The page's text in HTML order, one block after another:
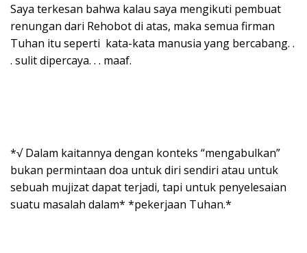
Saya terkesan bahwa kalau saya mengikuti pembuat
renungan dari Rehobot di atas, maka semua firman
Tuhan itu seperti kata-kata manusia yang bercabang. .
. sulit dipercaya. . . maaf.
*√ Dalam kaitannya dengan konteks “mengabulkan”
bukan permintaan doa untuk diri sendiri atau untuk
sebuah mujizat dapat terjadi, tapi untuk penyelesaian
suatu masalah dalam* *pekerjaan Tuhan.*